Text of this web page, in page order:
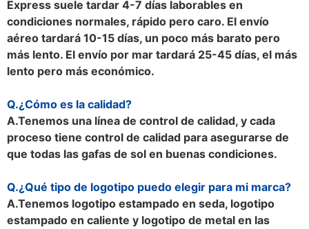
Express suele tardar 4-7 días laborables en
condiciones normales, rápido pero caro. El envío
aéreo tardará 10-15 días, un poco más barato pero
más lento. El envío por mar tardará 25-45 días, el más
lento pero más económico.
Q.¿Cómo es la calidad?
A.Tenemos una línea de control de calidad, y cada
proceso tiene control de calidad para asegurarse de
que todas las gafas de sol en buenas condiciones.
Q.¿Qué tipo de logotipo puedo elegir para mi marca?
A.Tenemos logotipo estampado en seda, logotipo
estampado en caliente y logotipo de metal en las